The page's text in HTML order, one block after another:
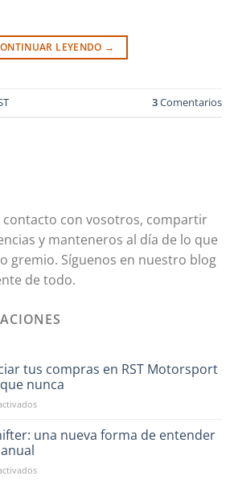
LEYENDO →
3Comentarios
contacto con vosotros, compartir
y manteneros al día de lo que
gremio. Síguenos en nuestro blog
de todo.
tus compras en RST Motorsport
nunca
en
financiar
en
una nueva forma de entender
en